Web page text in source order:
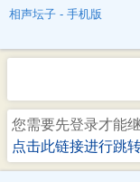
相声坛子 - 手机版
您需要先登录才能
点击此链接进行跳